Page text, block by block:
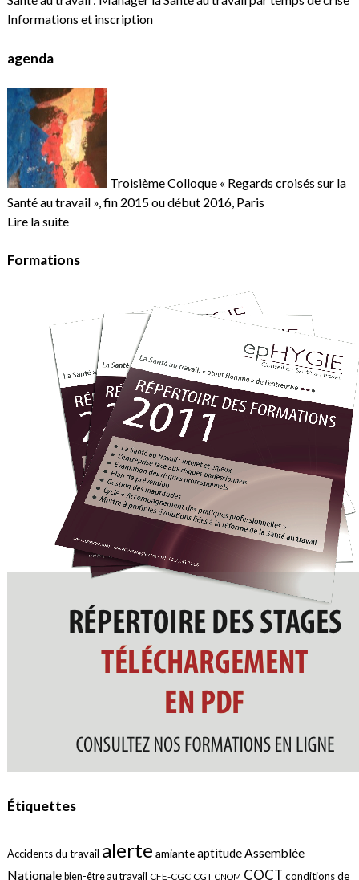
Informations et inscription
agenda
Troisième Colloque « Regards croisés sur la
Santé au travail », fin 2015 ou début 2016, Paris
Lire la suite
Formations
Étiquettes
Accidents du travail alerte amianteaptitude Assemblée
Nationale bien-être au travail CFE-CGC CGT CNOM COCT conditions de